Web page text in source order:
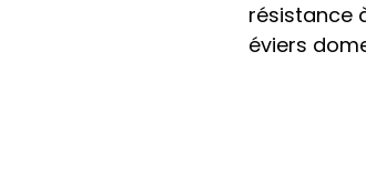
résistance
éviers